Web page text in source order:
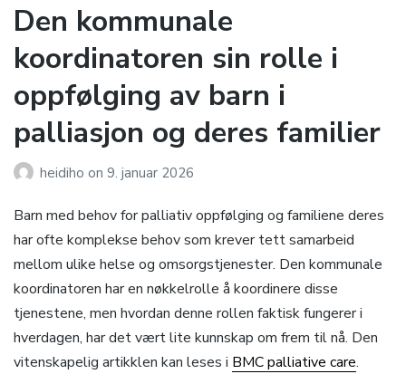
Den kommunale
koordinatoren sin rolle i
oppfølging av barn i
palliasjon og deres familier
heidiho on 9. januar 2026
Barn med behov for palliativ oppfølging og familiene deres
har ofte komplekse behov som krever tett samarbeid
mellom ulike helse og omsorgstjenester. Den kommunale
koordinatoren har en nøkkelrolle å koordinere disse
tjenestene, men hvordan denne rollen faktisk fungerer i
hverdagen, har det vært lite kunnskap om frem til nå. Den
vitenskapelig artikklen kan leses i BMC palliative care.